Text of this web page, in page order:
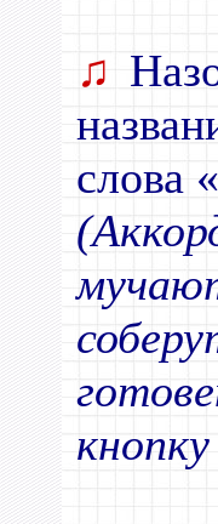
♫
слова